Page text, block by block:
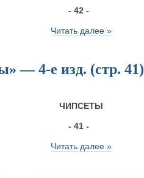
- 42 -
Читать далее »
— 4-е изд. (стр. 41)
ЧИПСЕТЫ
- 41 -
Читать далее »